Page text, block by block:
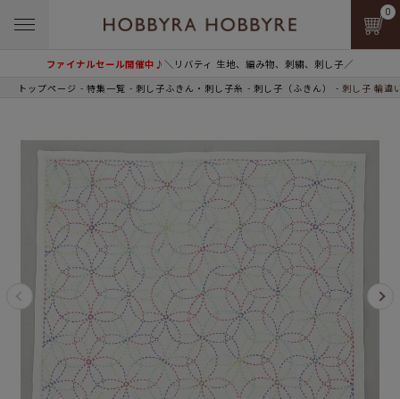
ファイナルセール開催中♪＼リバティ 生地、編み物、刺繍、刺し子／
0
トップページ 特集一覧 刺し子ふきん・刺し子糸 刺し子（ふきん） 刺し子 輪違